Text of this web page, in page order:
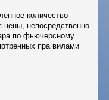
количество
цены, непосредственно
по фьючерсному
пра вилами